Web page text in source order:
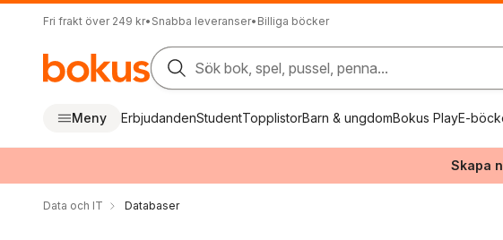
Fri frakt över 249 kr• Snabba leveranser• Billiga böcker
Sök bok, spel, pussel, penna...
Meny ErbjudandenStudentTopplistorBarn & ungdomBokus PlayE-
Skapa
Data och IT Databaser